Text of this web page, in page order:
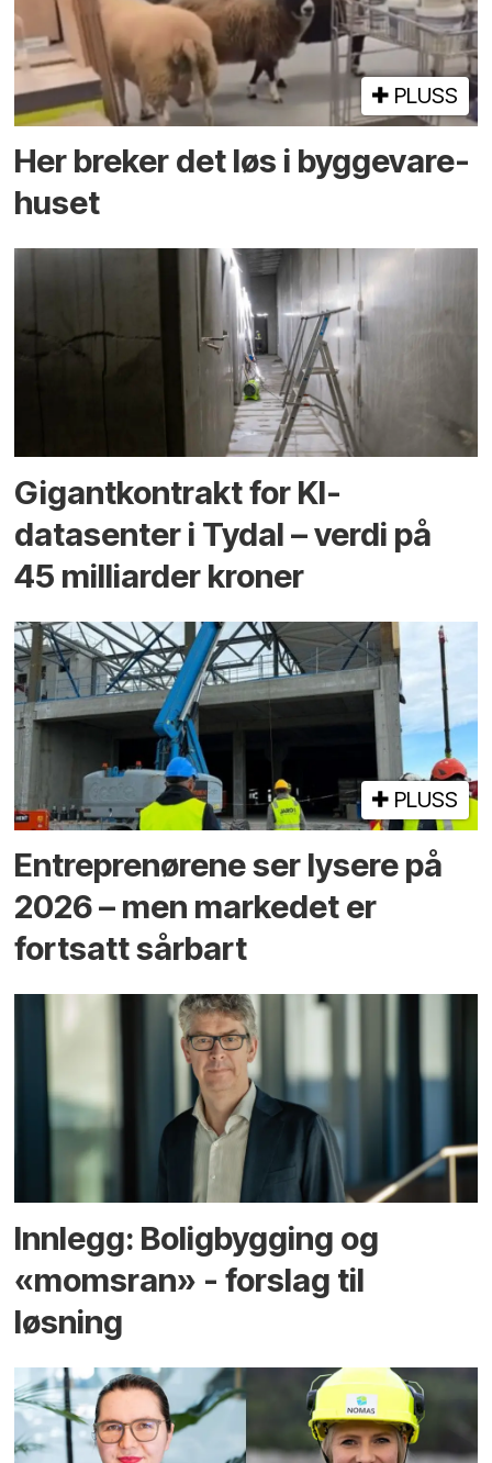
PLUSS
Her breker det løs i bygge­vare­
huset
Gigantkontrakt for KI-
datasenter i Tydal – verdi på
45 milliarder kroner
PLUSS
Entreprenørene ser lysere på
2026 – men markedet er
fortsatt sårbart
Innlegg: Boligbygging og
«momsran» - forslag til
løsning